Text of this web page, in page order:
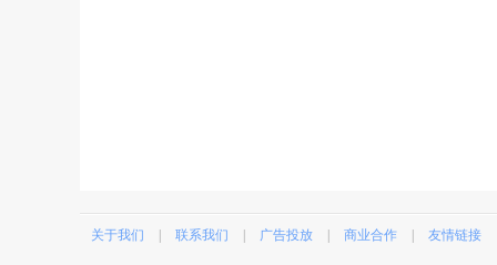
关于我们 联系我们 广告投放 商业合作 友情链接